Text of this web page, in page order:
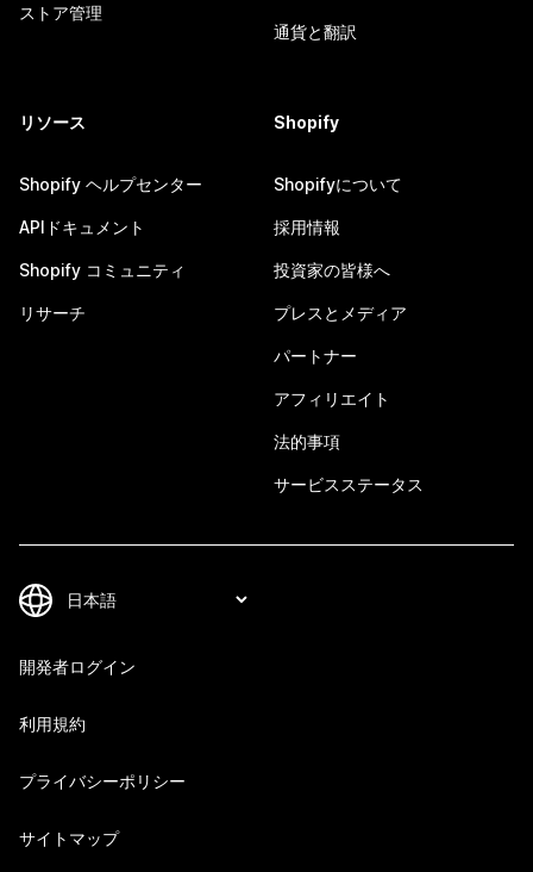
ストア管理
通貨と翻訳
リソース
Shopify ヘルプセンター
APIドキュメント
Shopify コミュニティ
リサーチ
Shopify
Shopifyについて
採用情報
投資家の皆様へ
プレスとメディア
パートナー
アフィリエイト
法的事項
サービスステータス
開発者ログイン
利用規約
プライバシーポリシー
サイトマップ